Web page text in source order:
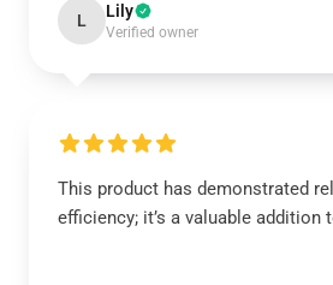
L Lily
Verified owner
This product has demonstrated
efficiency; it’s a valuable addition